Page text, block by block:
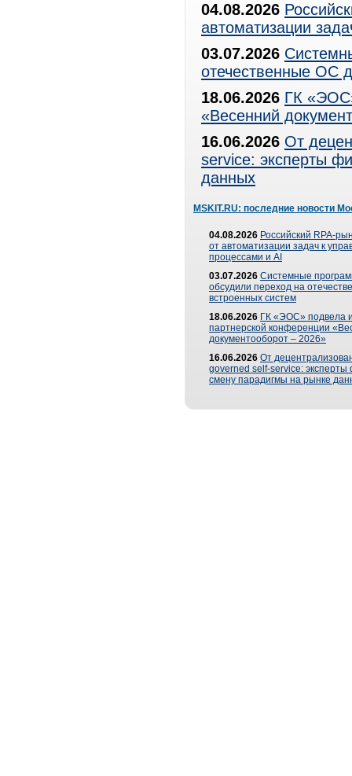
04.08.2026
автоматизации
03.07.2026
отечественные ОС
18.06.2026 ГК
«Весенний
16.06.2026 От
service: эксперты
данных
MSKIT.RU: последние новости
04.08.2026 Российский RPA-
от автоматизации задач к
процессами и AI
03.07.2026 Системные
обсудили переход на
встроенных систем
18.06.2026 ГК «ЭОС» подвела
партнерской конференции
документооборот – 2026»
16.06.2026 От
governed self-service: эксперты
смену парадигмы на рынке